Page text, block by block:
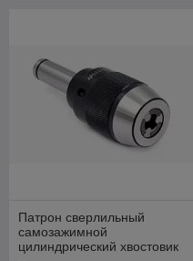
Патрон сверлильный
самозажимной
цилиндрический хвостовик